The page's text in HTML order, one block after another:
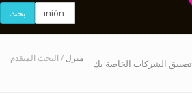
بحث
تضييق الشركات الخاصة بك منزل / البحث المتقدم